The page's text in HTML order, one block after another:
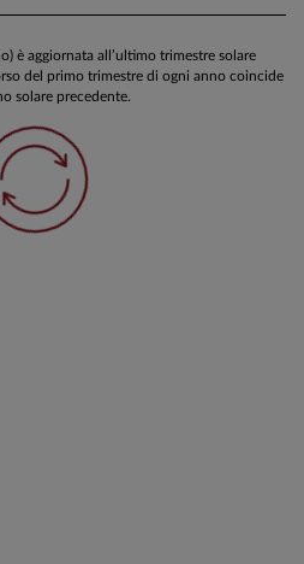
è aggiornata all’ultimo trimestre solare
del primo trimestre di ogni anno coincide
solare precedente.